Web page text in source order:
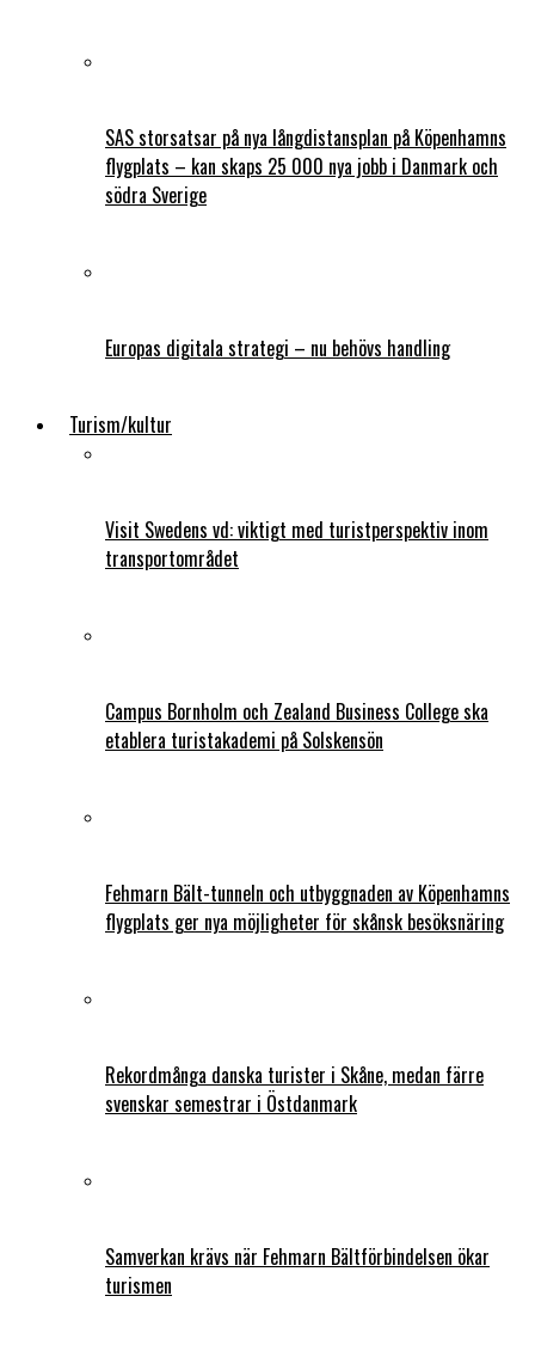
SAS storsatsar på nya långdistansplan på Köpenhamns
flygplats – kan skaps 25 000 nya jobb i Danmark och
södra Sverige
Europas digitala strategi – nu behövs handling
Turism/kultur
Visit Swedens vd: viktigt med turistperspektiv inom
transportområdet
Campus Bornholm och Zealand Business College ska
etablera turistakademi på Solskensön
Fehmarn Bält-tunneln och utbyggnaden av Köpenhamns
flygplats ger nya möjligheter för skånsk besöksnäring
Rekordmånga danska turister i Skåne, medan färre
svenskar semestrar i Östdanmark
Samverkan krävs när Fehmarn Bältförbindelsen ökar
turismen